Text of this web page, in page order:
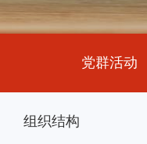
党群活动
组织结构